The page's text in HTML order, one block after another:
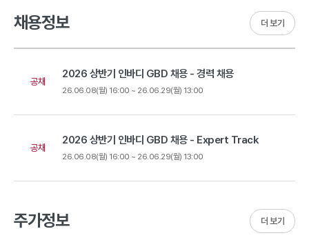
채용정보
공채
2026 상반기 인바디 GBD 채용 - 경력 채용
26.06.08(월) 16:00 ~ 26.06.29(월) 13:00
공채
2026 상반기 인바디 GBD 채용 - Expert Track
26.06.08(월) 16:00 ~ 26.06.29(월) 13:00
더 보기
주가정보 더 보기